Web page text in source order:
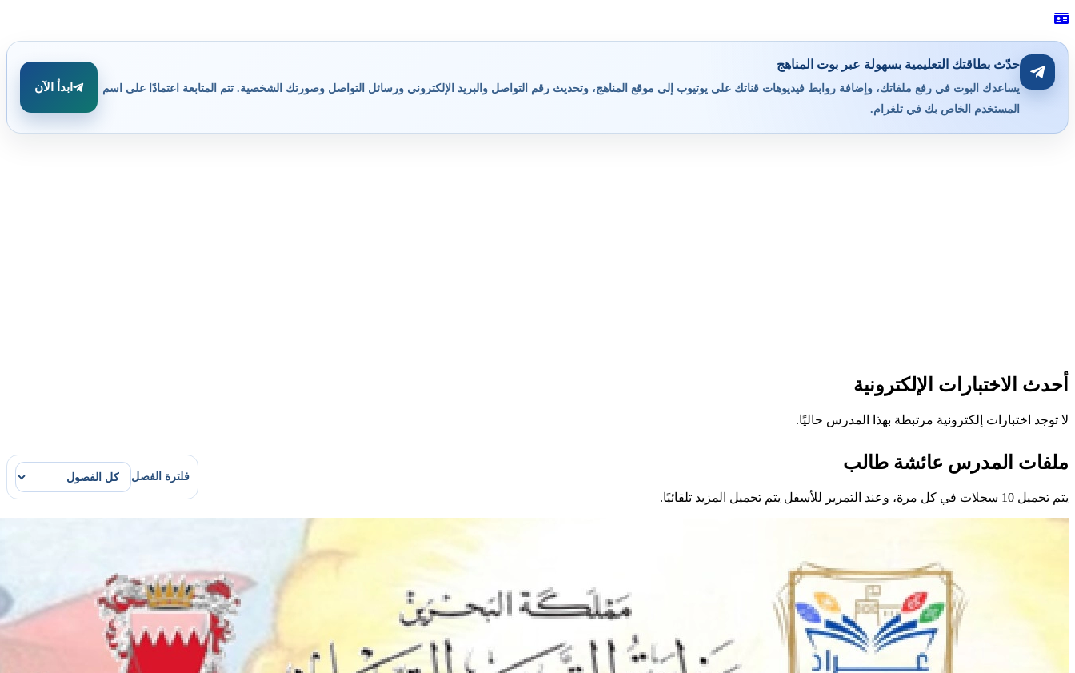
حدّث بطاقتك التعليمية بسهولة عبر بوت المناهج
يساعدك البوت في رفع ملفاتك، وإضافة روابط فيديوهات قناتك على يوتيوب إلى موقع المناهج، وتحديث رقم التواصل والبريد الإلكتروني ورسائل التواصل وصورتك الشخصية. تتم المتابعة اعتمادًا على اسم
المستخدم الخاص بك في تلغرام.
ابدأ الآن
أحدث الاختبارات الإلكترونية
لا توجد اختبارات إلكترونية مرتبطة بهذا المدرس حاليًا.
ملفات المدرس عائشة طالب
يتم تحميل 10 سجلات في كل مرة، وعند التمرير للأسفل يتم تحميل المزيد تلقائيًا.
فلترة الفصل